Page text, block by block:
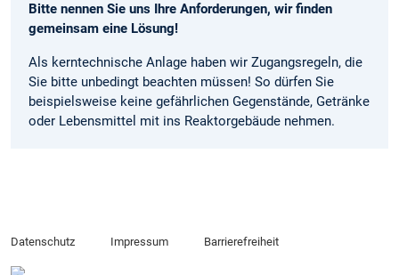
Bitte nennen Sie uns Ihre Anforderungen, wir finden
gemeinsam eine Lösung!
Als kerntechnische Anlage haben wir Zugangsregeln, die
Sie bitte unbedingt beachten müssen! So dürfen Sie
beispielsweise keine gefährlichen Gegenstände, Getränke
oder Lebensmittel mit ins Reaktorgebäude nehmen.
Datenschutz Impressum Barrierefreiheit